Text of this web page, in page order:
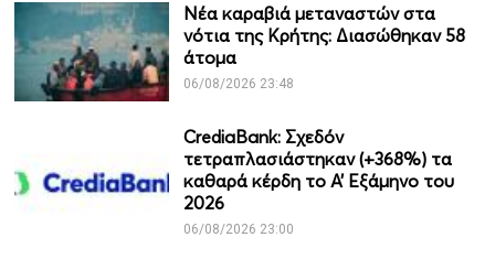
Νέα καραβιά μεταναστών στα
νότια της Κρήτης: Διασώθηκαν 58
άτομα
06/08/2026 23:48
CrediaBank: Σχεδόν
τετραπλασιάστηκαν (+368%) τα
καθαρά κέρδη το Α’ Εξάμηνο του
2026
06/08/2026 23:00